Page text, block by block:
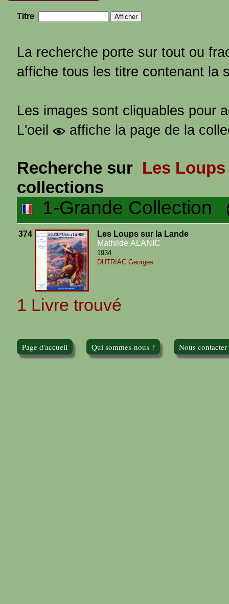
Titre
La recherche porte sur tout ou
affiche tous les titre contenant la
Les images sont cliquables pour
L'oeil
affiche la page de la
Recherche sur Les
collections
1-Grande Collection
374
Les Loups sur la Lande
Mathilde ALANIC
1934
DUTRIAC Georges
1 Livre trouvé
Page d'accueil Qui sommes-nous ? Nous contacter